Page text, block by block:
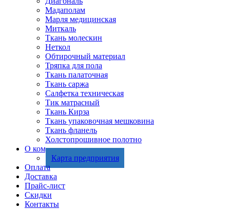
Мадаполам
Марля медицинская
Миткаль
Ткань молескин
Неткол
Обтирочный материал
Тряпка для пола
Ткань палаточная
Ткань саржа
Салфетка техническая
Тик матрасный
Ткань Кирза
Ткань упаковочная мешковина
Ткань фланель
Холстопрошивное полотно
О компании
Карта предприятия
Оплата
Доставка
Прайс-лист
Скидки
Контакты